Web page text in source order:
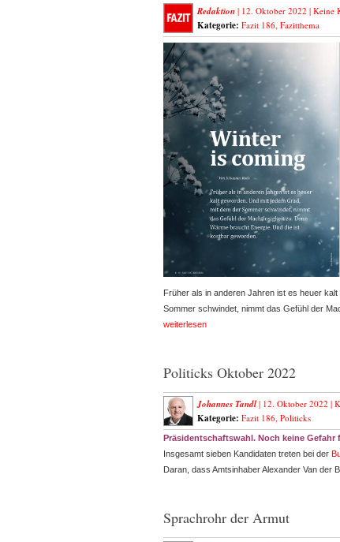
Redaktion | 12. Oktober 2022 | Keine
Kategorie: Fazit 186, Fazitthema
Früher als in anderen Jahren ist es heuer
Sommer schwindet, nimmt das Gefühl der
weiterlesen
Politicks Oktober 2022
Johannes Tandl | 12. Oktober 2022 |
Kategorie: Fazit 186, Politicks
Präsidentschaftswahl. Noch keine Gefahr
Insgesamt sieben Kandidaten treten bei der
Daran, dass Amtsinhaber Alexander Van der
Sprachrohr der Armut